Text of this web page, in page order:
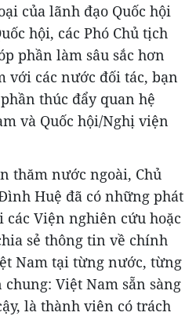
của lãnh đạo Quốc hội
hội, các Phó Chủ tịch
phần làm sâu sắc hơn
với các nước đối tác, bạn
thúc đẩy quan hệ
và Quốc hội/Nghị viện
thăm nước ngoài, Chủ
Huệ đã có những phát
các Viện nghiên cứu hoặc
sẻ thông tin về chính
Nam tại từng nước, từng
Việt Nam sẵn sàng
là thành viên có trách